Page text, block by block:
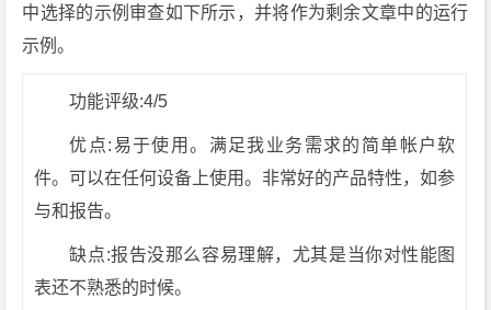
中选择的示例审查如下所示，并将作为剩余文章中的运行
示例。
功能评级:4/5
优点:易于使用。满足我业务需求的简单帐户软
件。可以在任何设备上使用。非常好的产品特性，如参
与和报告。
缺点:报告没那么容易理解，尤其是当你对性能图
表还不熟悉的时候。